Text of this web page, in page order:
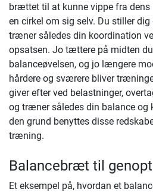
brættet til at kunne vippe fra dens
en cirkel om sig selv. Du stiller
træner således din koordination
opsatsen. Jo tættere på midten
balanceøvelsen, og jo længere
hårdere og sværere bliver
giver efter ved belastninger,
og træner således din balance og
den grund benyttes disse
træning.
Balancebræt til
Et eksempel på, hvordan et